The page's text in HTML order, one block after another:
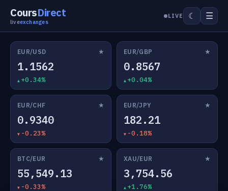
CoursDirect
liveexchanges
LIVE ☾ ☰
EUR/USD ★
1.1562
+0.34%
EUR/GBP ★
0.8567
+0.04%
EUR/CHF ★
0.9340
-0.23%
EUR/JPY ★
182.21
-0.18%
BTC/EUR ★
55,549.13
-0.33%
XAU/EUR ★
3,754.56
+1.76%